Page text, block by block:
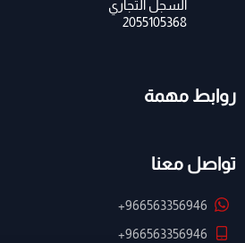
روابط مهمة
تواصل معنا
+966563356946
+966563356946